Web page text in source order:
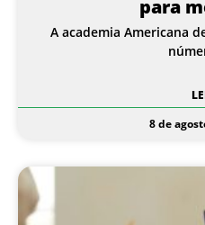
para
A academia Americana
8 de